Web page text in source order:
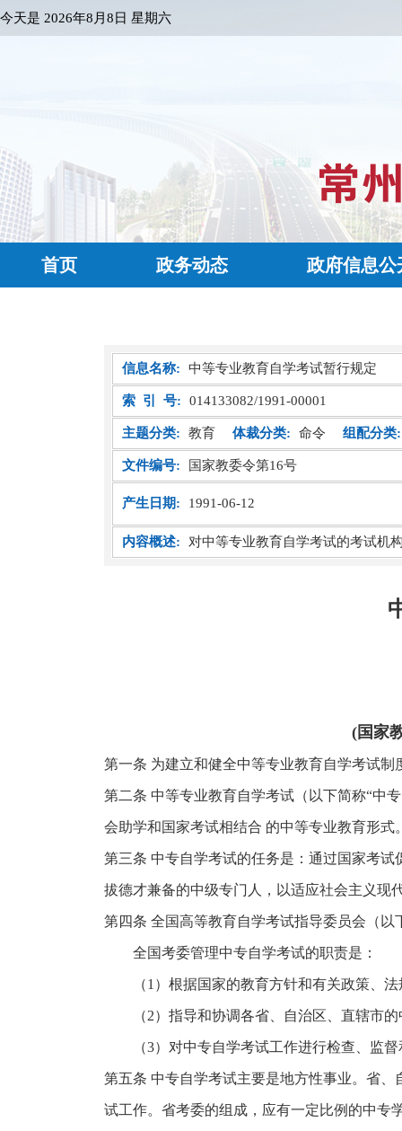
今天是 2026年8月8日 星期六
首页 政务动态 政府信息公
信息名称: 中等专业教育自学考试暂行规定
索 引 号: 014133082/1991-00001
主题分类: 教育 体裁分类: 命令 组配分类:
文件编号: 国家教委令第16号
产生日期: 1991-06-12
内容概述: 对中等专业教育自学考试的考试机
(国家
第一条 为建立和健全中等专业教育自学考试
第二条 中等专业教育自学考试（以下简称“中
会助学和国家考试相结合 的中等专业教育形
第三条 中专自学考试的任务是：通过国家考
拔德才兼备的中级专门人，以适应社会主义现
第四条 全国高等教育自学考试指导委员会（
全国考委管理中专自学考试的职责是：
（1）根据国家的教育方针和有关政策、法
（2）指导和协调各省、自治区、直辖市的
（3）对中专自学考试工作进行检查、监督
第五条 中专自学考试主要是地方性事业。省
试工作。省考委的组成，应有一定比例的中专